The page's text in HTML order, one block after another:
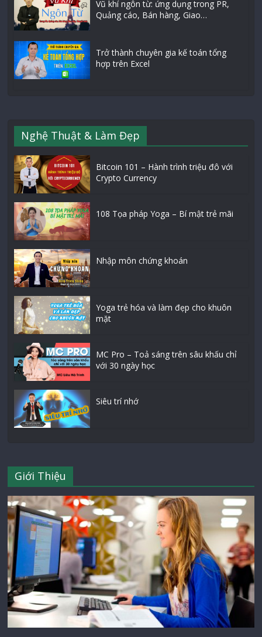
Vũ khí ngôn từ: ứng dụng trong PR,
Quảng cáo, Bán hàng, Giao…
Trở thành chuyên gia kế toán tổng
hợp trên Excel
Nghệ Thuật & Làm Đẹp
Bitcoin 101 – Hành trình triệu đô với
Crypto Currency
108 Tọa pháp Yoga – Bí mật trẻ mãi
Nhập môn chứng khoán
Yoga trẻ hóa và làm đẹp cho khuôn
mặt
MC Pro – Toả sáng trên sâu khấu chỉ
với 30 ngày học
Siêu trí nhớ
Giới Thiệu